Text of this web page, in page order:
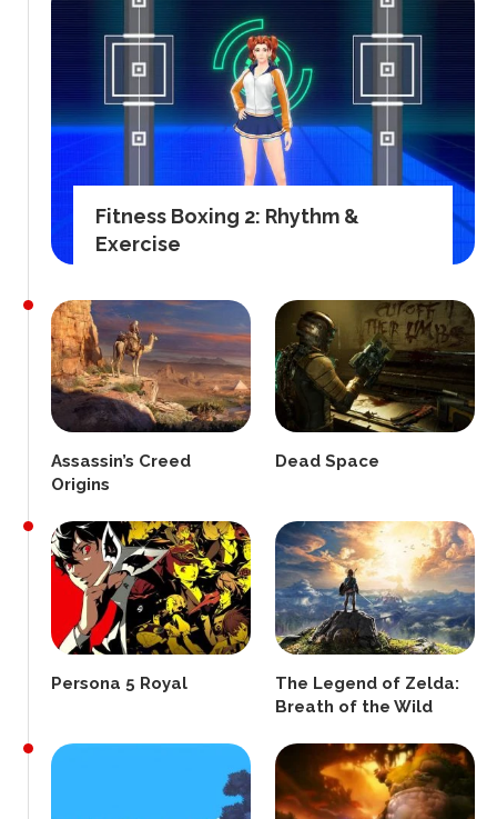
Fitness Boxing 2: Rhythm &
Exercise
Assassin’s Creed
Origins
Dead Space
Persona 5 Royal
The Legend of Zelda:
Breath of the Wild